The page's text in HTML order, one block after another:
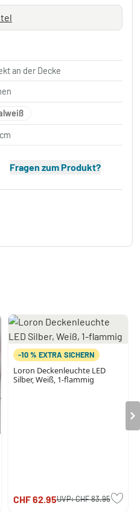
an der Decke
Fragen zum Produkt?
-10 % EXTRA SICHERN
Loron Deckenleuchte LED
Silber, Weiß, 1-flammig
CHF 62.95UVP:CHF 83.95